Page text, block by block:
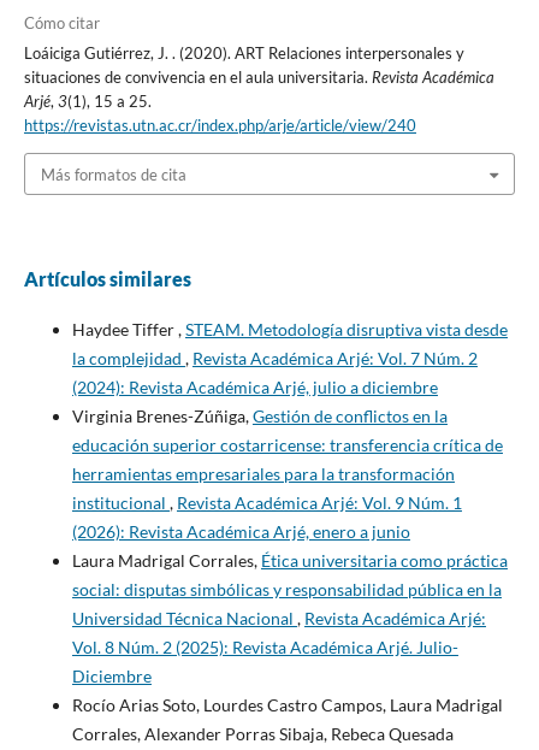
Cómo citar
Loáiciga Gutiérrez, J. . (2020). ART Relaciones interpersonales y
situaciones de convivencia en el aula universitaria. Revista Académica
Arjé,3(1), 15 a 25.
https://revistas.utn.ac.cr/index.php/arje/article/view/240
Más formatos de cita
Artículos similares
Haydee Tiffer ,STEAM. Metodología disruptiva vista desde
la complejidad , Revista Académica Arjé: Vol. 7 Núm. 2
(2024): Revista Académica Arjé, julio a diciembre
Virginia Brenes-Zúñiga,Gestión de conflictos en la
educación superior costarricense: transferencia crítica de
herramientas empresariales para la transformación
institucional , Revista Académica Arjé: Vol. 9 Núm. 1
(2026): Revista Académica Arjé, enero a junio
Laura Madrigal Corrales, Ética universitaria como práctica
social: disputas simbólicas y responsabilidad pública en la
Universidad Técnica Nacional , Revista Académica Arjé:
Vol. 8 Núm. 2 (2025): Revista Académica Arjé. Julio-
Diciembre
Rocío Arias Soto, Lourdes Castro Campos, Laura Madrigal
Corrales, Alexander Porras Sibaja, Rebeca Quesada